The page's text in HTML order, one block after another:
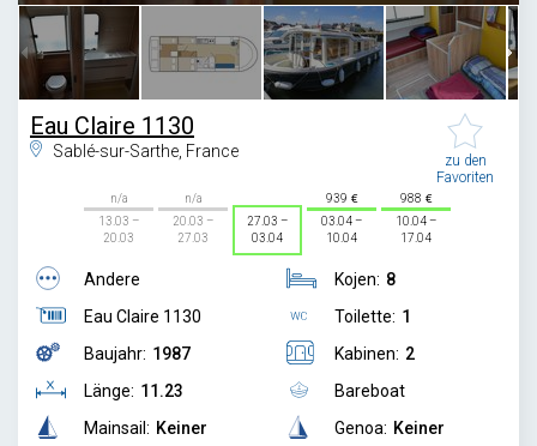
Eau Claire 1130
Sablé-sur-Sarthe, France
zu den
Favoriten
n/a
13.03 –
20.03
n/a
20.03 –
27.03
27.03 –
03.04
939
03.04 –
10.04
988
10.04 –
17.04
Andere
Eau Claire 1130
Baujahr: 1987
Länge: 11.23
Mainsail: Keiner
Kojen: 8
Toilette: 1
Kabinen: 2
Bareboat
Genoa: Keiner